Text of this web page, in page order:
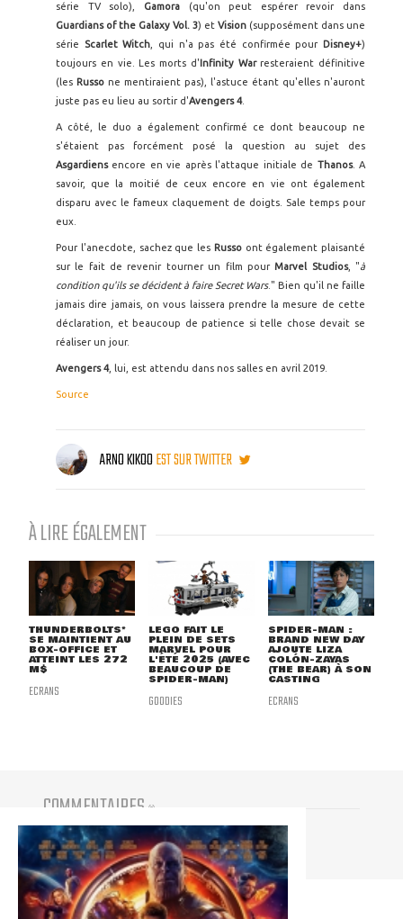
série TV solo), Gamora
(qu'on peut espérer revoir dans
Guardians of the Galaxy Vol. 3) et Vision (supposément dans une
série
Scarlet Witch , qui n'a pas été confirmée pour Disney+)
toujours en vie. Les morts d' Infinity Warresteraient définitive
(les Russo ne mentiraient pas), l'astuce étant qu'elles n'auront
juste pas eu lieu au sortir d'Avengers 4.
A côté, le duo a également confirmé ce dont beaucoup ne
s'étaient pas forcément posé la question au sujet des
Asgardiens encore en vie après l'attaque initiale de Thanos. A
savoir, que la moitié de ceux encore en vie ont également
disparu avec le fameux claquement de doigts. Sale temps pour
eux.
Pour l'anecdote, sachez que les Russo ont également plaisanté
sur le fait de revenir tourner un film pourMarvel Studios, "à
condition qu'ils se décident à faire Secret Wars." Bien qu'il ne faille
jamais dire jamais, on vous laissera prendre la mesure de cette
déclaration, et beaucoup de patience si telle chose devait se
réaliser un jour.
Avengers 4, lui, est attendu dans nos salles en avril 2019.
Source
ARNO KIKOOEST SUR TWITTER
À LIRE ÉGALEMENT
THUNDERBOLTS*
SE MAINTIENT AU
BOX-OFFICE ET
ATTEINT LES 272
M$
ECRANS
LEGO FAIT LE
PLEIN DE SETS
MARVEL POUR
L'ÉTÉ 2025 (AVEC
BEAUCOUP DE
SPIDER-MAN)
GOODIES
SPIDER-MAN :
BRAND NEW DAY
AJOUTE LIZA
COLÓN-ZAYAS
(THE BEAR) À SON
CASTING
ECRANS
COMMENTAIRES (0)
Vous devez être connecté pour participer